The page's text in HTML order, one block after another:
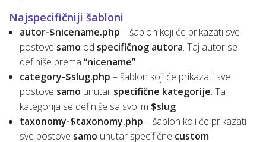
Najspecifičniji šabloni
autor-$nicename.php – šablon koji će prikazati sve
postove samo od specifičnog autora. Taj autor se
definiše prema “nicename”
category-$slug.php – šablon koji će prikazati sve
postove samo unutar specifične kategorije. Ta
kategorija se definiše sa svojim $slug
taxonomy-$taxonomy.php – šablon koji će prikazati
sve postove samo unutar specifične custom